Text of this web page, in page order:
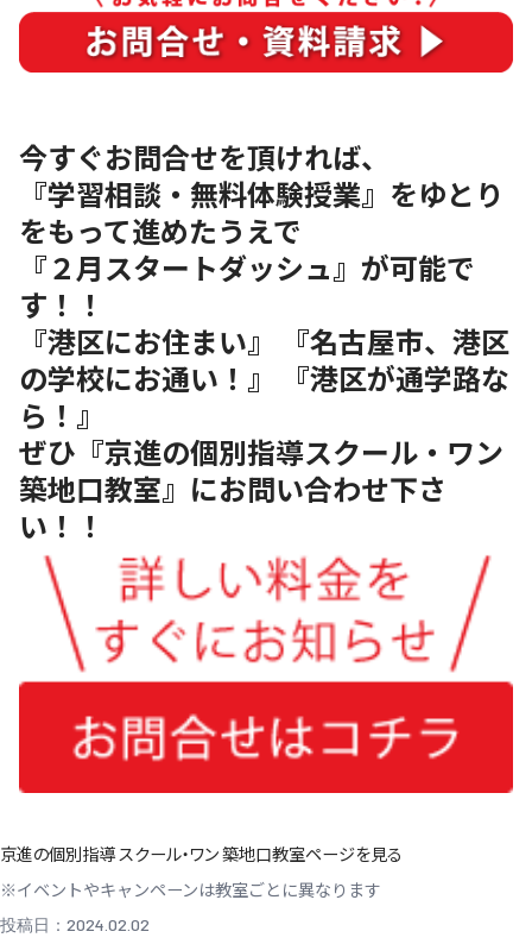
今すぐお問合せを頂ければ、
『学習相談・無料体験授業』をゆとり
をもって進めたうえで
『２月スタートダッシュ』が可能で
す！！
『港区にお住まい』 『名古屋市、港区
の学校にお通い！』 『港区が通学路な
ら！』
ぜひ『京進の個別指導スクール・ワン
築地口教室』にお問い合わせ下さ
い！！
京進の個別指導 スクール・ワン 築地口教室ページを見る
※イベントやキャンペーンは教室ごとに異なります
投稿日：2024.02.02